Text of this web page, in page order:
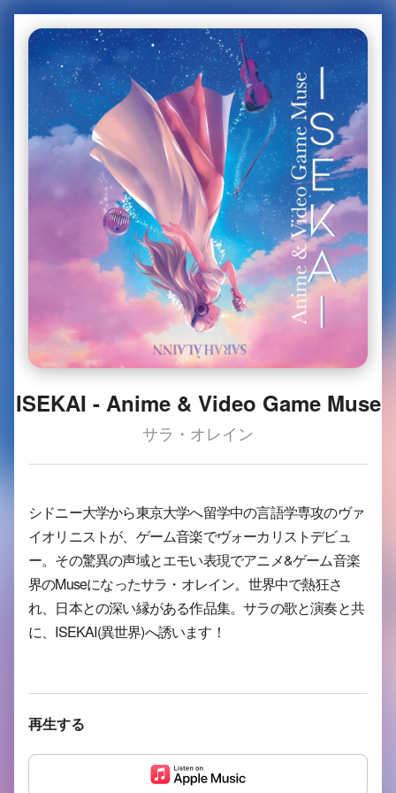
ISEKAI - Anime & Video Game Muse
サラ・オレイン
シドニー大学から東京大学へ留学中の言語学専攻のヴァ
イオリニストが、ゲーム音楽でヴォーカリストデビュ
ー。その驚異の声域とエモい表現でアニメ&ゲーム音楽
界のMuseになったサラ・オレイン。世界中で熱狂さ
れ、日本との深い縁がある作品集。サラの歌と演奏と共
に、ISEKAI(異世界)へ誘います！
再生する